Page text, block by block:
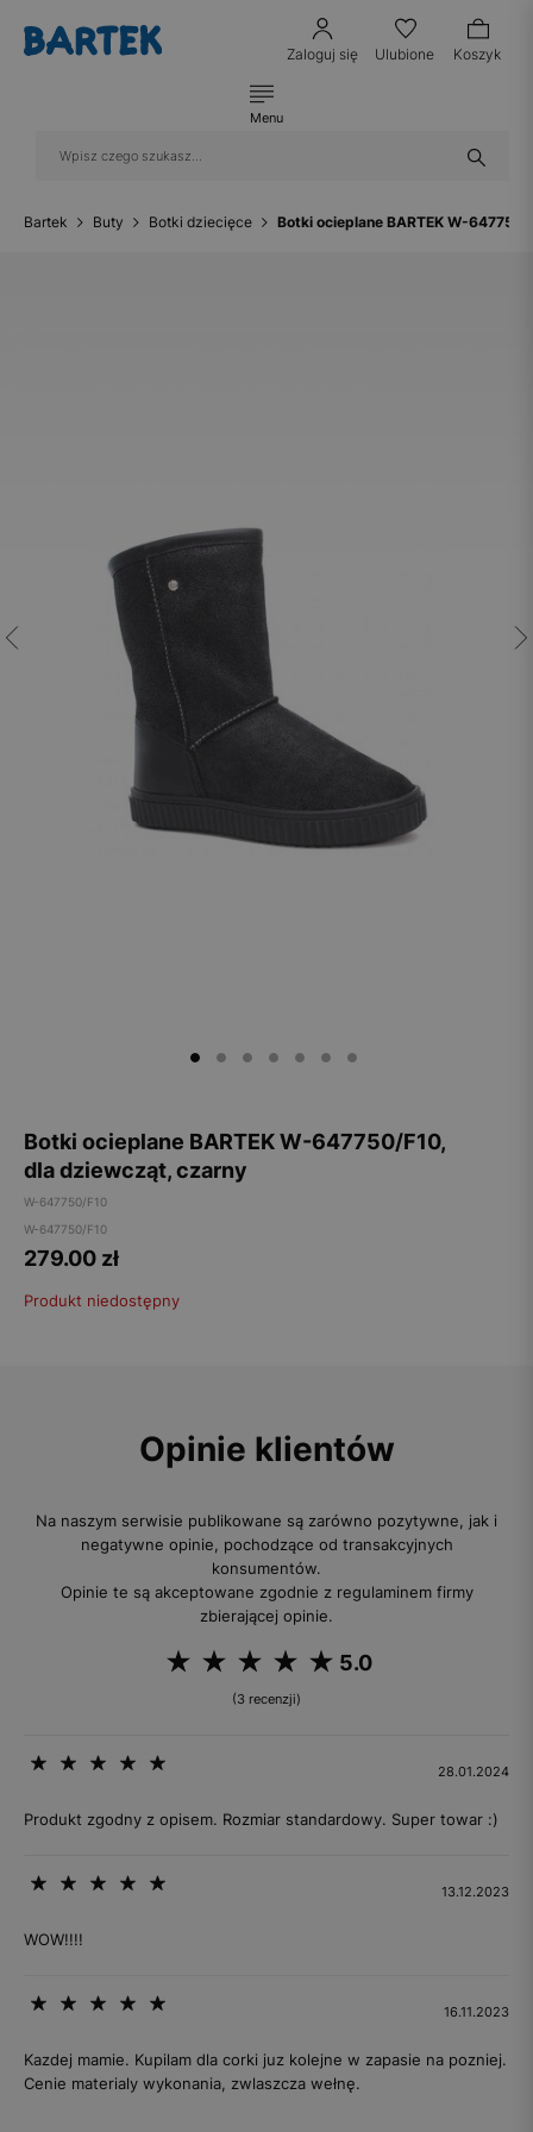
Zaloguj się Ulubione Koszyk
Menu
Bartek Buty Botki dziecięce Botki ocieplane BARTEK W-
Botki ocieplane BARTEK W-647750/F10,
dla dziewcząt, czarny
W-647750/F10
W-647750/F10
279.00 zł
Produkt niedostępny
Opinie klientów
Na naszym serwisie publikowane są zarówno pozytywne, jak i
negatywne opinie, pochodzące od transakcyjnych
konsumentów.
Opinie te są akceptowane zgodnie z regulaminem firmy
zbierającej opinie.
5.0
(3 recenzji)
28.01.2024
Produkt zgodny z opisem. Rozmiar standardowy. Super towar :)
13.12.2023
WOW!!!!
16.11.2023
Kazdej mamie. Kupilam dla corki juz kolejne w zapasie na pozniej.
Cenie materialy wykonania, zwlaszcza wełnę.